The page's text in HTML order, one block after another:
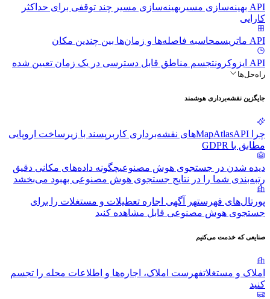
API بهینه‌سازی مسیر
بهینه‌سازی مسیر چند توقفی برای حداکثر
کارایی
API ماتریس محاسبه فاصله‌ها و زمان‌ها بین چندین مکان
API ایزوکرون تجسم مناطق قابل دسترسی در یک زمان تعیین شده
راه‌حل‌ها
جایگزین نقشه‌برداری هوشمند
چرا MapAtlas
APIهای نقشه‌برداری کاربرپسند با زیرساخت اروپایی
مطابق با GDPR
دیده شدن در جستجوی هوش مصنوعیچگونه داده‌های مکانی دقیق
رتبه‌بندی شما را در نتایج جستجوی هوش مصنوعی بهبود می‌بخشد
پورتال‌های فهرستهر آگهی اجاره تعطیلات و مستغلات را برای
جستجوی هوش مصنوعی قابل مشاهده کنید
صنایعی که خدمت می‌کنیم
املاک و مستغلاتفهرست املاک، اجاره‌ها و اطلاعات محله را تجسم
کنید